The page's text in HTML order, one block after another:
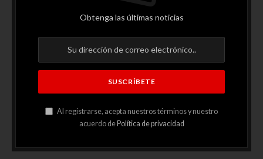
Obtenga las últimas noticias
Al registrarse, acepta nuestros términos y nuestro
acuerdo de Política de privacidad